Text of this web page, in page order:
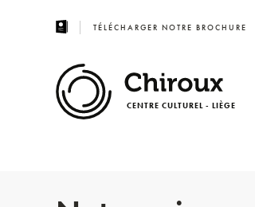
TÉLÉCHARGER NOTRE BROCHURE
CENTRE CULTUREL - LIÈGE